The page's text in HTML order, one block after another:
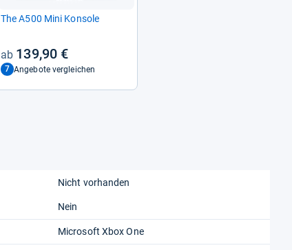
The A500 Mini Kon­sole
139,90 €
7 Angebote vergleichen
Nicht vorhanden
Nein
Microsoft Xbox One